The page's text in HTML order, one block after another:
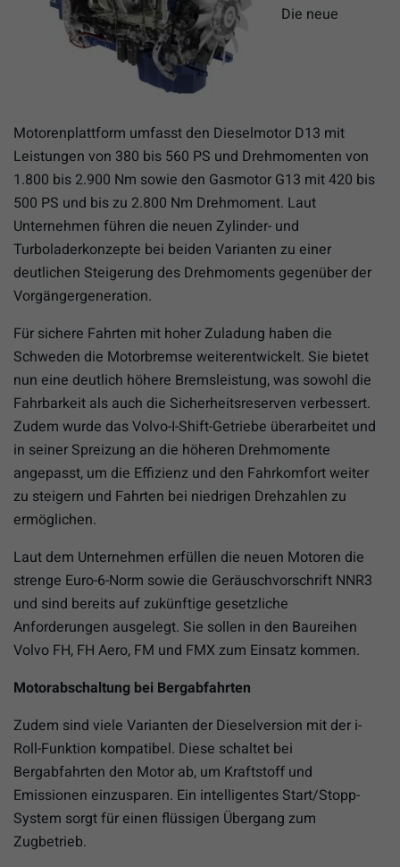
Die neue
Motorenplattform umfasst den Dieselmotor D13 mit
Leistungen von 380 bis 560 PS und Drehmomenten von
1.800 bis 2.900 Nm sowie den Gasmotor G13 mit 420 bis
500 PS und bis zu 2.800 Nm Drehmoment. Laut
Unternehmen führen die neuen Zylinder- und
Turboladerkonzepte bei beiden Varianten zu einer
deutlichen Steigerung des Drehmoments gegenüber der
Vorgängergeneration.
Für sichere Fahrten mit hoher Zuladung haben die
Schweden die Motorbremse weiterentwickelt. Sie bietet
nun eine deutlich höhere Bremsleistung, was sowohl die
Fahrbarkeit als auch die Sicherheitsreserven verbessert.
Zudem wurde das Volvo-I-Shift-Getriebe überarbeitet und
in seiner Spreizung an die höheren Drehmomente
angepasst, um die Effizienz und den Fahrkomfort weiter
zu steigern und Fahrten bei niedrigen Drehzahlen zu
ermöglichen.
Laut dem Unternehmen erfüllen die neuen Motoren die
strenge Euro-6-Norm sowie die Geräuschvorschrift NNR3
und sind bereits auf zukünftige gesetzliche
Anforderungen ausgelegt. Sie sollen in den Baureihen
Volvo FH, FH Aero, FM und FMX zum Einsatz kommen.
Motorabschaltung bei Bergabfahrten
Zudem sind viele Varianten der Dieselversion mit der i-
Roll-Funktion kompatibel. Diese schaltet bei
Bergabfahrten den Motor ab, um Kraftstoff und
Emissionen einzusparen. Ein intelligentes Start/Stopp-
System sorgt für einen flüssigen Übergang zum
Zugbetrieb.